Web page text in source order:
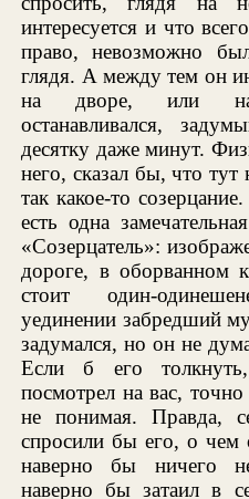
интересуется и что
право, невозможно
глядя. А между тем он
на дворе, или на
останавливался,
десятку даже минут.
него, сказал бы, что
так какое-то
есть одна
«Созерцатель»:
дороге, в оборванном
стоит один-
уединении забредший
задумался, но он не
Если б его
посмотрел на вас,
не понимая. Правда,
спросили бы его, о чем
наверно бы ничего
наверно бы затаил в